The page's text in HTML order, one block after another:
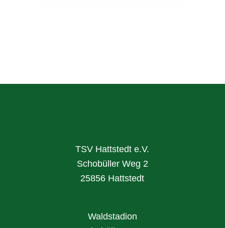
TSV Hattstedt e.V.
Schobüller Weg 2
25856 Hattstedt
Waldstadion